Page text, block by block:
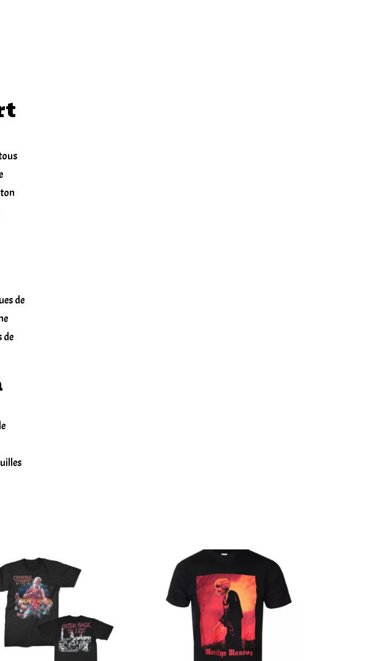
de
de